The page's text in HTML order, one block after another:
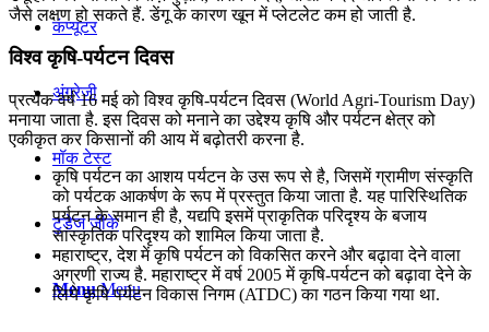
कंप्यूटर
अंग्रेजी
मॉक टेस्ट
टुडेज जीके
Menu Menu
जैसे लक्षण हो सकते हैं. डेंगू के कारण खून में प्लेटलेट कम हो जाती है.
विश्व कृषि-पर्यटन दिवस
प्रत्येक वर्ष 16 मई को विश्व कृषि-पर्यटन दिवस (World Agri-Tourism Day)
मनाया जाता है. इस दिवस को मनाने का उद्देश्य कृषि और पर्यटन क्षेत्र को
एकीकृत कर किसानों की आय में बढ़ोतरी करना है.
कृषि पर्यटन का आशय पर्यटन के उस रूप से है, जिसमें ग्रामीण संस्कृति
को पर्यटक आकर्षण के रूप में प्रस्तुत किया जाता है. यह पारिस्थितिक
पर्यटन के समान ही है, यद्यपि इसमें प्राकृतिक परिदृश्य के बजाय
सांस्कृतिक परिदृश्य को शामिल किया जाता है.
महाराष्ट्र, देश में कृषि पर्यटन को विकसित करने और बढ़ावा देने वाला
अग्रणी राज्य है. महाराष्ट्र में वर्ष 2005 में कृषि-पर्यटन को बढ़ावा देने के
लिये कृषि पर्यटन विकास निगम (ATDC) का गठन किया गया था.